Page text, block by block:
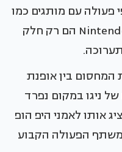
פעולה עם מותגים כמו
KAWS, MAC, Pepsi, Disney ו-Nintendo הם רק חלק
המחסום בין אופנת
ניגו במקום נפרד
אותו לאמני היפ הופ
משתף הפעולה הקבוע